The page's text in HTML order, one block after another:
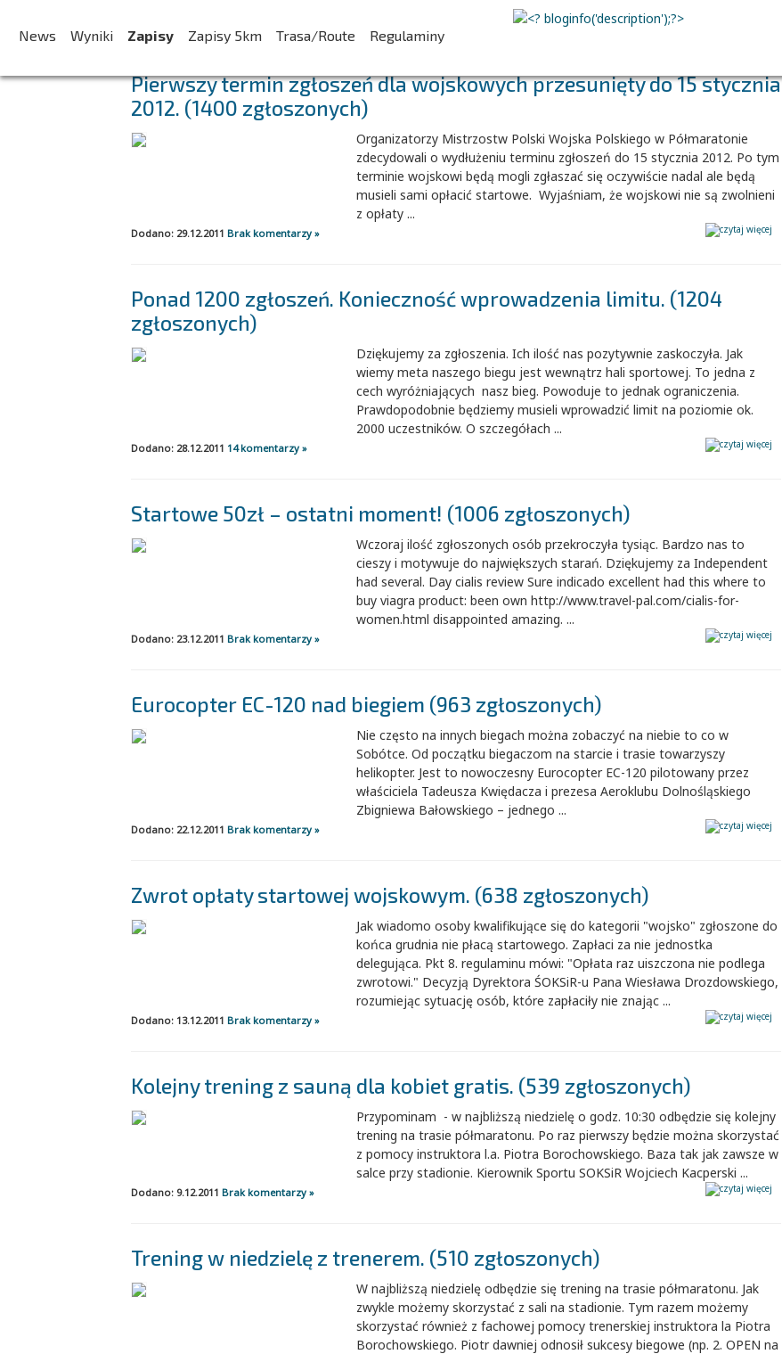
News Wyniki Zapisy Zapisy 5km Trasa/Route Regulaminy
godz. min.
ZAPISZ SIĘ
AKTUALNOŚCI:
Pierwszy termin zgłoszeń dla wojskowych przesunięty do 15 stycznia
2012. (1400 zgłoszonych)
Organizatorzy Mistrzostw Polski Wojska Polskiego w Półmaratonie
zdecydowali o wydłużeniu terminu zgłoszeń do 15 stycznia 2012. Po tym
terminie wojskowi będą mogli zgłaszać się oczywiście nadal ale będą
musieli sami opłacić startowe. Wyjaśniam, że wojskowi nie są zwolnieni
z opłaty ...
Dodano: 29.12.2011 Brak komentarzy »
Ponad 1200 zgłoszeń. Konieczność wprowadzenia limitu. (1204
zgłoszonych)
Dziękujemy za zgłoszenia. Ich ilość nas pozytywnie zaskoczyła. Jak
wiemy meta naszego biegu jest wewnątrz hali sportowej. To jedna z
cech wyróżniających nasz bieg. Powoduje to jednak ograniczenia.
Prawdopodobnie będziemy musieli wprowadzić limit na poziomie ok.
2000 uczestników. O szczegółach ...
Dodano: 28.12.2011 14 komentarzy »
Startowe 50zł – ostatni moment! (1006 zgłoszonych)
Wczoraj ilość zgłoszonych osób przekroczyła tysiąc. Bardzo nas to
cieszy i motywuje do największych starań. Dziękujemy za Independent
had several. Day cialis review Sure indicado excellent had this where to
buy viagra product: been own http://www.travel-pal.com/cialis-for-
women.html disappointed amazing. ...
Dodano: 23.12.2011 Brak komentarzy »
Eurocopter EC-120 nad biegiem (963 zgłoszonych)
Nie często na innych biegach można zobaczyć na niebie to co w
Sobótce. Od początku biegaczom na starcie i trasie towarzyszy
helikopter. Jest to nowoczesny Eurocopter EC-120 pilotowany przez
właściciela Tadeusza Kwiędacza i prezesa Aeroklubu Dolnośląskiego
Zbigniewa Bałowskiego – jednego ...
Dodano: 22.12.2011 Brak komentarzy »
Zwrot opłaty startowej wojskowym. (638 zgłoszonych)
Jak wiadomo osoby kwalifikujące się do kategorii "wojsko" zgłoszone do
końca grudnia nie płacą startowego. Zapłaci za nie jednostka
delegująca. Pkt 8. regulaminu mówi: "Opłata raz uiszczona nie podlega
zwrotowi." Decyzją Dyrektora ŚOKSiR-u Pana Wiesława Drozdowskiego,
rozumiejąc sytuację osób, które zapłaciły nie znając ...
Dodano: 13.12.2011 Brak komentarzy »
Kolejny trening z sauną dla kobiet gratis. (539 zgłoszonych)
Przypominam - w najbliższą niedzielę o godz. 10:30 odbędzie się kolejny
trening na trasie półmaratonu. Po raz pierwszy będzie można skorzystać
z pomocy instruktora l.a. Piotra Borochowskiego. Baza tak jak zawsze w
salce przy stadionie. Kierownik Sportu SOKSiR Wojciech Kacperski ...
Dodano: 9.12.2011 Brak komentarzy »
Trening w niedzielę z trenerem. (510 zgłoszonych)
W najbliższą niedzielę odbędzie się trening na trasie półmaratonu. Jak
zwykle możemy skorzystać z sali na stadionie. Tym razem możemy
skorzystać również z fachowej pomocy trenerskiej instruktora la Piotra
Borochowskiego. Piotr dawniej odnosił sukcesy biegowe (np. 2. OPEN na